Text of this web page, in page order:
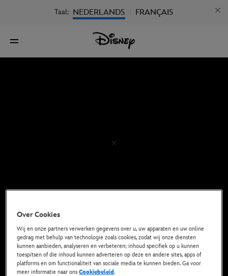
Taal: NEDERLANDS FRANÇAIS
Nu digitaal verkrijgbaar
Over Cookies
Wij en onze partners verwerken gegevens over u, uw apparaten en uw online
gedrag met behulp van technologie zoals cookies, zodat wij onze diensten
kunnen aanbieden, analyseren en verbeteren; inhoud specifiek op u kunnen
toespitsen of die inhoud kunnen adverteren op deze en andere sites, apps of
platforms en om functionaliteit van sociale media te kunnen bieden. Ga voor
meer informatie naar onsCookiebeleid.